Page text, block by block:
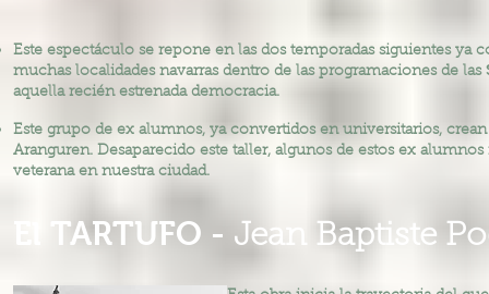
Este espectáculo se repone en las dos temporadas siguientes
muchas localidades navarras dentro de las programaciones de las
aquella recién estrenada democracia.
Este grupo de ex alumnos, ya convertidos en universitarios,
Aranguren. Desaparecido este taller, algunos de estos ex
veterana en nuestra ciudad.
El TARTUFO - Jean Baptiste